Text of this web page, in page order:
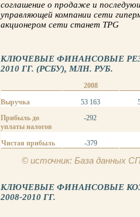
соглашение о продаже и
управляющей компании сети
акционером сети станет TPG
КЛЮЧЕВЫЕ ФИНАНСОВЫЕ
2010 ГГ. (РСБУ), МЛН. РУБ.
2008
Выручка
53 163
Прибыль до
уплаты налогов
-292
Чистая прибыль -379
© источник: База данных
КЛЮЧЕВЫЕ ФИНАНСОВЫЕ
2008-2010 ГГ.